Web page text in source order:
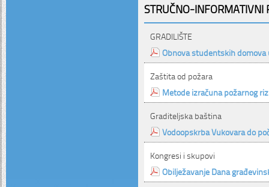
STRUČNO-INFORMATIVNI
GRADILIŠTE
Obnova studentskih domova
Zaštita od požara
Metode izračuna požarnog
Graditeljska baština
Vodoopskrba Vukovara do
Kongresi i skupovi
Obilježavanje Dana